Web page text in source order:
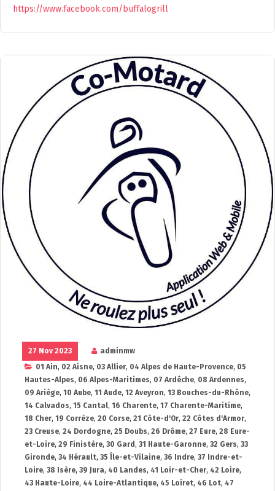
https://www.facebook.com/buffalogrill
27 Nov 2023
adminmw
01 Ain, 02 Aisne, 03 Allier, 04 Alpes de Haute-Provence, 05
Hautes-Alpes, 06 Alpes-Maritimes, 07 Ardêche, 08 Ardennes,
09 Ariège, 10 Aube, 11 Aude, 12 Aveyron, 13 Bouches-du-Rhône,
14 Calvados, 15 Cantal, 16 Charente, 17 Charente-Maritime,
18 Cher, 19 Corrèze, 20 Corse, 21 Côte-d'Or, 22 Côtes d'Armor,
23 Creuse, 24 Dordogne, 25 Doubs, 26 Drôme, 27 Eure, 28 Eure-
et-Loire, 29 Finistère, 30 Gard , 31 Haute-Garonne, 32 Gers, 33
Gironde, 34 Hérault, 35 Île-et-Vilaine, 36 Indre, 37 Indre-et-
Loire, 38 Isère, 39 Jura, 40 Landes, 41 Loir-et-Cher, 42 Loire,
43 Haute-Loire, 44 Loire-Atlantique, 45 Loiret, 46 Lot, 47